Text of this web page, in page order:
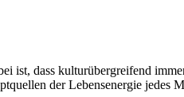
ist, dass kulturübergreifend
der Lebensenergie jedes